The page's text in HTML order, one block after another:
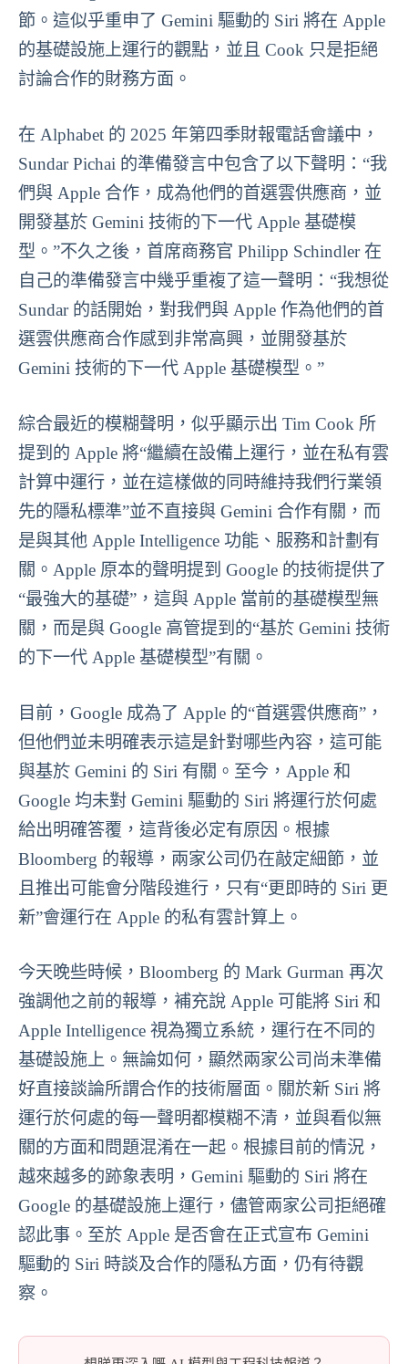
節。這似乎重申了 Gemini 驅動的 Siri 將在 Apple
的基礎設施上運行的觀點，並且 Cook 只是拒絕
討論合作的財務方面。
在 Alphabet 的 2025 年第四季財報電話會議中，
Sundar Pichai 的準備發言中包含了以下聲明：“我
們與 Apple 合作，成為他們的首選雲供應商，並
開發基於 Gemini 技術的下一代 Apple 基礎模
型。”不久之後，首席商務官 Philipp Schindler 在
自己的準備發言中幾乎重複了這一聲明：“我想從
Sundar 的話開始，對我們與 Apple 作為他們的首
選雲供應商合作感到非常高興，並開發基於
Gemini 技術的下一代 Apple 基礎模型。”
綜合最近的模糊聲明，似乎顯示出 Tim Cook 所
提到的 Apple 將“繼續在設備上運行，並在私有雲
計算中運行，並在這樣做的同時維持我們行業領
先的隱私標準”並不直接與 Gemini 合作有關，而
是與其他 Apple Intelligence 功能、服務和計劃有
關。Apple 原本的聲明提到 Google 的技術提供了
“最強大的基礎”，這與 Apple 當前的基礎模型無
關，而是與 Google 高管提到的“基於 Gemini 技術
的下一代 Apple 基礎模型”有關。
目前，Google 成為了 Apple 的“首選雲供應商”，
但他們並未明確表示這是針對哪些內容，這可能
與基於 Gemini 的 Siri 有關。至今，Apple 和
Google 均未對 Gemini 驅動的 Siri 將運行於何處
給出明確答覆，這背後必定有原因。根據
Bloomberg 的報導，兩家公司仍在敲定細節，並
且推出可能會分階段進行，只有“更即時的 Siri 更
新”會運行在 Apple 的私有雲計算上。
今天晚些時候，Bloomberg 的 Mark Gurman 再次
強調他之前的報導，補充說 Apple 可能將 Siri 和
Apple Intelligence 視為獨立系統，運行在不同的
基礎設施上。無論如何，顯然兩家公司尚未準備
好直接談論所謂合作的技術層面。關於新 Siri 將
運行於何處的每一聲明都模糊不清，並與看似無
關的方面和問題混淆在一起。根據目前的情況，
越來越多的跡象表明，Gemini 驅動的 Siri 將在
Google 的基礎設施上運行，儘管兩家公司拒絕確
認此事。至於 Apple 是否會在正式宣布 Gemini
驅動的 Siri 時談及合作的隱私方面，仍有待觀
察。